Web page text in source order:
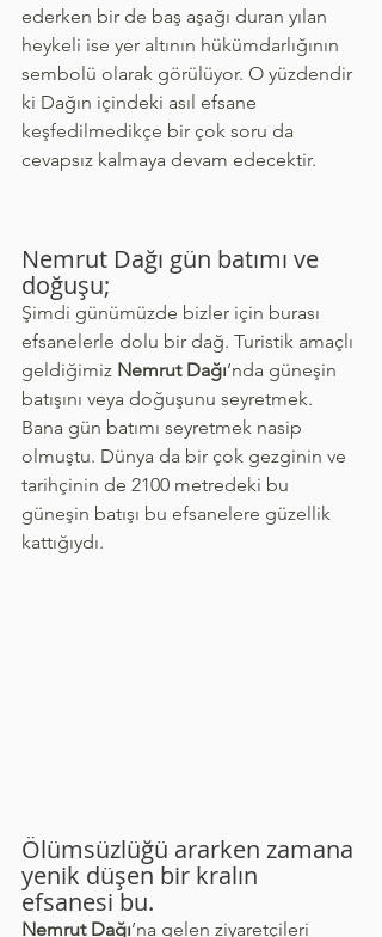
ederken bir de baş aşağı duran yılan
heykeli ise yer altının hükümdarlığının
sembolü olarak görülüyor. O yüzdendir
ki Dağın içindeki asıl efsane
keşfedilmedikçe bir çok soru da
cevapsız kalmaya devam edecektir.
Nemrut Dağı gün batımı ve
doğuşu;
Şimdi günümüzde bizler için burası
efsanelerle dolu bir dağ. Turistik amaçlı
geldiğimiz Nemrut Dağı’nda güneşin
batışını veya doğuşunu seyretmek.
Bana gün batımı seyretmek nasip
olmuştu. Dünya da bir çok gezginin ve
tarihçinin de 2100 metredeki bu
güneşin batışı bu efsanelere güzellik
kattığıydı.
Ölümsüzlüğü ararken zamana
yenik düşen bir kralın
efsanesi bu.
Nemrut Dağı’na gelen ziyaretçileri